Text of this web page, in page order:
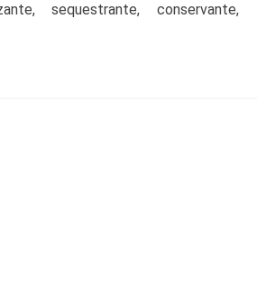
sequestrante, conservante,